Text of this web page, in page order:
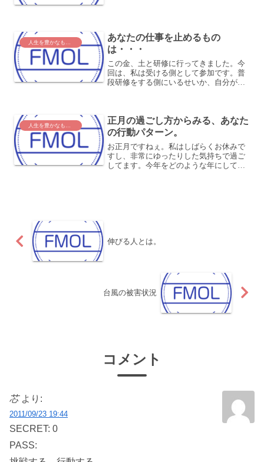
の画面も表示できるので...
あなたの仕事を止めるもの
は・・・
この金、土と研修に行ってきました。今
回は、私は受ける側として参加です。普
段研修をする側にいるせいか、自分が研
は滑ってるな～、などなど...
正月の過ごし方からみる、あなた
の行動パターン。
お正月ですねぇ。私はしばらくお休みで
すし、非常にゆったりした気持ちで過ご
してます。今年をどのような年にしてい
伸びる人とは。
台風の被害状況
コメント
芯 より:
2011/09/23 19:44
SECRET: 0
PASS: